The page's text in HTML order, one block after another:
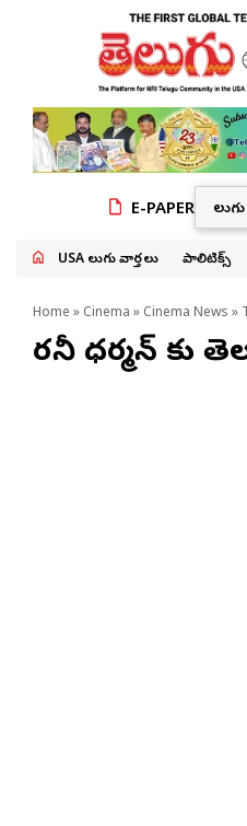
E-PAPER
USA తెలుగు వార్తలు పాలిటిక్స్
Home » Cinema » Cinema News »
రజినీ ధర్మన్ కు